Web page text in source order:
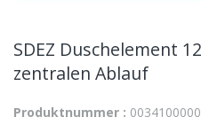
SDEZ Duschelement
zentralen Ablauf
Produktnummer :